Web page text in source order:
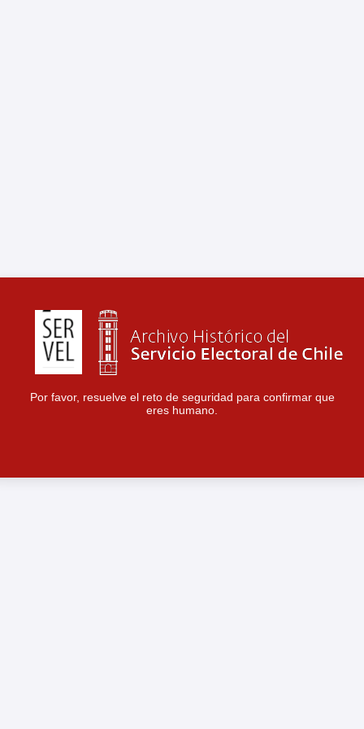
Por favor, resuelve el reto de seguridad para confirmar que
eres humano.